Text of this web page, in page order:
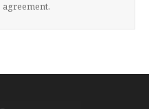
agreement.